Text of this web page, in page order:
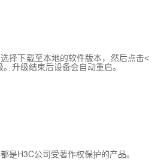
择下载至本地的软件版本，然后点击<
升级结束后设备会自动重启。
是H3C公司受著作权保护的产品。